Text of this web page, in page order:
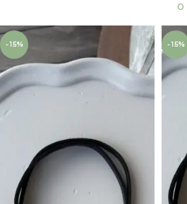
o
-15% -15%